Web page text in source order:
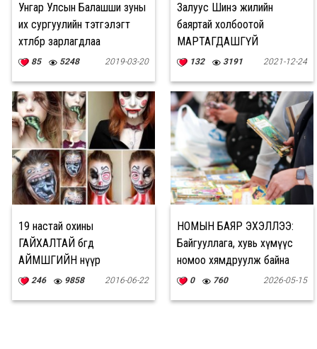
Унгар Улсын Балашши зуны
их сургуулийн тэтгэлэгт
хөтөлбөр зарлагдлаа
85 5248 2019-03-20
Залуус Шинэ жилийн
баяртай холбоотой
МАРТАГДАШГҮЙ
дурсамжаасаа хуваалцлаа
132 3191 2021-12-24
19 настай охины
ГАЙХАЛТАЙ бөгөөд
АЙМШГИЙН нүүр
хувиргалтууд
246 9858 2016-06-22
НОМЫН БАЯР ЭХЭЛЛЭЭ:
Байгууллага, хувь хүмүүс
номоо хямдруулж байна
0 760 2026-05-15